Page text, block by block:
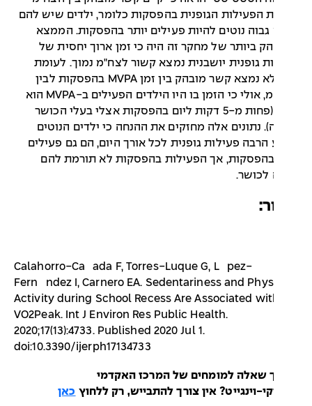
הפעילות הגופנית בהפסקות כלומר, ילדים שיש להם
נוטים להיות פעילים יותר בהפסקות. הממצא
ביותר של מחקר זה היה כי זמן ארוך יחסית של
גופנית יושבנית נמצא קשור לצח"מ נמוך. לעומת
זאת לא נמצא קשר מובהק בין זמן MVPA בהפסקות לבין
הצח"מ, אולי כי הזמן בו היו הילדים הפעילים ב-MVPA הוא
נמוך (פחות מ-5 דקות ליום בהפסקות אצלי בעלי הכושר
נתונים אלה מחזקים את ההנחה כי ילדים הנוטים
הרבה פעילות גופנית לכל אורך היום, הם גם פעילים
בהפסקות, אך הפעילות בהפסקות לא תורמת להם
Calahorro-Cañada F, Torres-Luque G, López-
Fernández I, Carnero EA. Sedentariness and
Activity during School Recess Are Associated
VO2Peak. Int J Environ Res Public Health.
2020;17(13):4733. Published 2020 Jul 1.
doi:10.3390/ijerph17134733
שאלה למומחים של המרכז האקדמי
וינגייט? אין צורך להתבייש, רק ללחוץכאן